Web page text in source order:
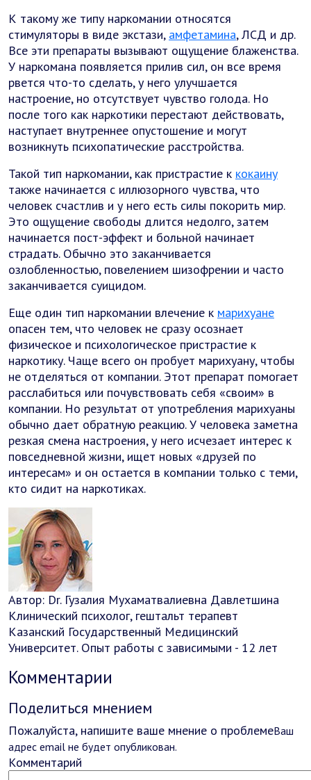
К такому же типу наркомании относятся
стимуляторы в виде экстази, амфетамина, ЛСД и др.
Все эти препараты вызывают ощущение блаженства.
У наркомана появляется прилив сил, он все время
рвется что-то сделать, у него улучшается
настроение, но отсутствует чувство голода. Но
после того как наркотики перестают действовать,
наступает внутреннее опустошение и могут
возникнуть психопатические расстройства.
Такой тип наркомании, как пристрастие к кокаину
также начинается с иллюзорного чувства, что
человек счастлив и у него есть силы покорить мир.
Это ощущение свободы длится недолго, затем
начинается пост-эффект и больной начинает
страдать. Обычно это заканчивается
озлобленностью, повелением шизофрении и часто
заканчивается суицидом.
Еще один тип наркомании влечение к марихуане
опасен тем, что человек не сразу осознает
физическое и психологическое пристрастие к
наркотику. Чаще всего он пробует марихуану, чтобы
не отделяться от компании. Этот препарат помогает
расслабиться или почувствовать себя «своим» в
компании. Но результат от употребления марихуаны
обычно дает обратную реакцию. У человека заметна
резкая смена настроения, у него исчезает интерес к
повседневной жизни, ищет новых «друзей по
интересам» и он остается в компании только с теми,
кто сидит на наркотиках.
Автор: Dr. Гузалия Мухаматвалиевна Давлетшина
Клинический психолог, гештальт терапевт
Казанский Государственный Медицинский
Университет. Опыт работы с зависимыми - 12 лет
Комментарии
Поделиться мнением
Пожалуйста, напишите ваше мнение о проблемеВаш
адрес email не будет опубликован.
Комментарий